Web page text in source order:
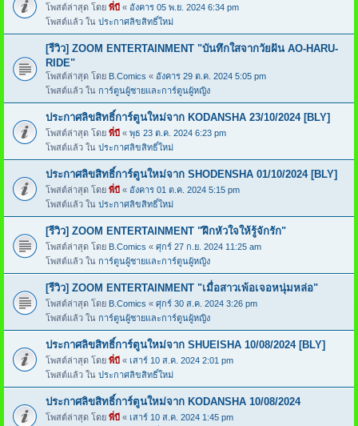
โพสต์ล่าสุด โดย พี่บี « อังคาร 05 พ.ย. 2024 6:34 pm
โพสต์แล้ว ใน ประกาศลิขสิทธิ์ใหม่
[รีวิว] ZOOM ENTERTAINMENT "บันทึกใสจากวัยฝัน AO-HARU-
RIDE"
โพสต์ล่าสุด โดย B.Comics « อังคาร 29 ต.ค. 2024 5:05 pm
โพสต์แล้ว ใน การ์ตูนผู้ชายและการ์ตูนผู้หญิง
ประกาศลิขสิทธิ์การ์ตูนใหม่จาก KODANSHA 23/10/2024 [BLY]
โพสต์ล่าสุด โดย พี่บี « พุธ 23 ต.ค. 2024 6:23 pm
โพสต์แล้ว ใน ประกาศลิขสิทธิ์ใหม่
ประกาศลิขสิทธิ์การ์ตูนใหม่จาก SHODENSHA 01/10/2024 [BLY]
โพสต์ล่าสุด โดย พี่บี « อังคาร 01 ต.ค. 2024 5:15 pm
โพสต์แล้ว ใน ประกาศลิขสิทธิ์ใหม่
[รีวิว] ZOOM ENTERTAINMENT "ฝึกหัวใจให้รู้จักรัก"
โพสต์ล่าสุด โดย B.Comics « ศุกร์ 27 ก.ย. 2024 11:25 am
โพสต์แล้ว ใน การ์ตูนผู้ชายและการ์ตูนผู้หญิง
[รีวิว] ZOOM ENTERTAINMENT "เมื่อสาวเพ้อเจอหนุ่มหล่อ"
โพสต์ล่าสุด โดย B.Comics « ศุกร์ 30 ส.ค. 2024 3:26 pm
โพสต์แล้ว ใน การ์ตูนผู้ชายและการ์ตูนผู้หญิง
ประกาศลิขสิทธิ์การ์ตูนใหม่จาก SHUEISHA 10/08/2024 [BLY]
โพสต์ล่าสุด โดย พี่บี « เสาร์ 10 ส.ค. 2024 2:01 pm
โพสต์แล้ว ใน ประกาศลิขสิทธิ์ใหม่
ประกาศลิขสิทธิ์การ์ตูนใหม่จาก KODANSHA 10/08/2024
โพสต์ล่าสุด โดย พี่บี « เสาร์ 10 ส.ค. 2024 1:45 pm